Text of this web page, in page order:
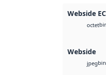
Webside
octet
Webside
jpegbin